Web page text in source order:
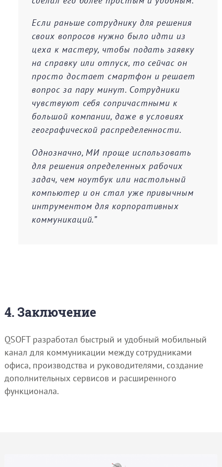
Если раньше сотруднику для решения
своих вопросов нужно было идти из
цеха к мастеру, чтобы подать заявку
на справку или отпуск, то сейчас он
просто достает смартфон и решает
вопрос за пару минут. Сотрудники
чувствуют себя сопричастными к
большой компании, даже в условиях
географической распределенности.
Однозначно, МИ проще использовать
для решения определенных рабочих
задач, чем ноутбук или настольный
компьютер и он стал уже привычным
интрументом для корпоративных
коммуникаций.”
4. Заключение
QSOFT разработал быстрый и удобный мобильный
канал для коммуникации между сотрудниками
офиса, производства и руководителями, создание
дополнительных сервисов и расширенного
функционала.